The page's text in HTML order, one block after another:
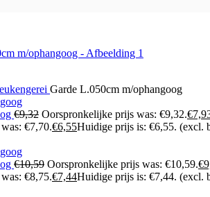
Garde L.050cm m/ophangoog
€9,32 Oorspronkelijke prijs was: €9,32.€
€7,70.€6,55Huidige prijs is: €6,55. (excl.
€10,59 Oorspronkelijke prijs was: €10,59.€
€8,75.€7,44Huidige prijs is: €7,44. (excl.